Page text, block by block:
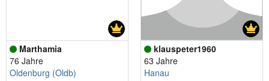
Marthamia
76 Jahre
Oldenburg (Oldb)
klauspeter1960
63 Jahre
Hanau